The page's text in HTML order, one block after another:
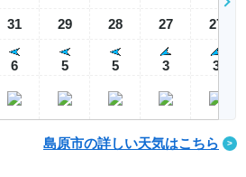
31
6
29
5
28
5
27
3
27
3
島原市の詳しい天気はこちら